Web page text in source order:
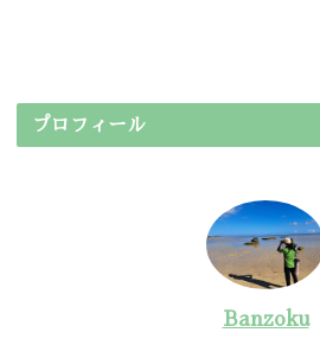
プロフィール
Banzoku